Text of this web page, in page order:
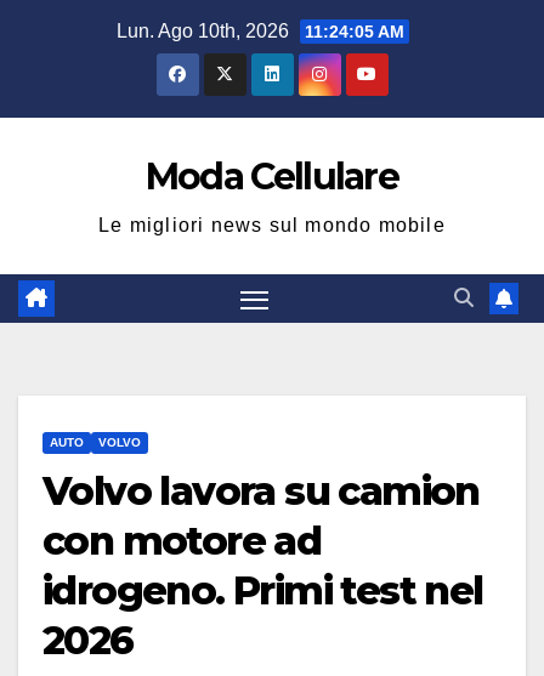
Lun. Ago 10th, 2026 11:24:06 AM
Moda Cellulare
Le migliori news sul mondo mobile
AUTO VOLVO
Volvo lavora su camion
con motore ad
idrogeno. Primi test nel
2026